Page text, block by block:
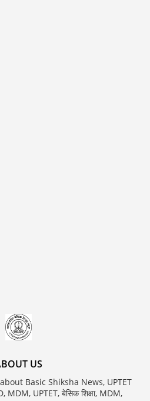
US
Basic Shiksha News, UPTET
MDM, UPTET, बेसिक शिक्षा, MDM,